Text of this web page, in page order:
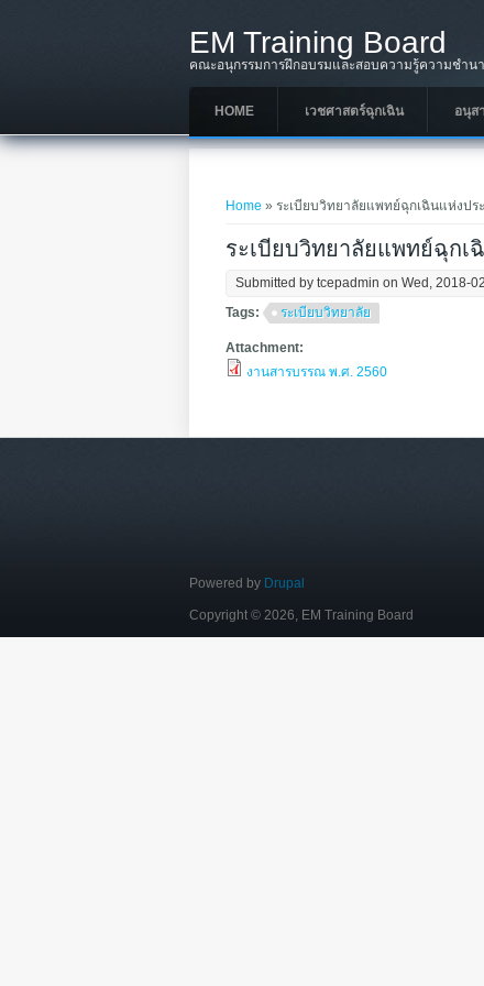
EM Training Board
คณะอนุกรรมการฝึกอบรมและสอบความรู้ความชำน
HOME เวชศาสตร์ฉุกเฉิน อนุส
You are here
Home » ระเบียบวิทยาลัยแพทย์ฉุกเฉินแห่งป
ระเบียบวิทยาลัยแพทย์ฉุก
Submitted bytcepadmin on Wed, 2018-
Tags:
ระเบียบวิทยาลัย
Attachment:
งานสารบรรณ พ.ศ. 2560
Powered by Drupal
Copyright © 2026, EM Training Board